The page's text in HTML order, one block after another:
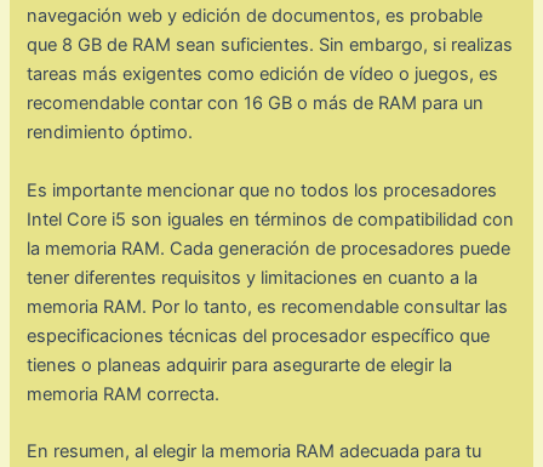
navegación web y edición de documentos, es probable
que 8 GB de RAM sean suficientes. Sin embargo, si realizas
tareas más exigentes como edición de vídeo o juegos, es
recomendable contar con 16 GB o más de RAM para un
rendimiento óptimo.
Es importante mencionar que no todos los procesadores
Intel Core i5 son iguales en términos de compatibilidad con
la memoria RAM. Cada generación de procesadores puede
tener diferentes requisitos y limitaciones en cuanto a la
memoria RAM. Por lo tanto, es recomendable consultar las
especificaciones técnicas del procesador específico que
tienes o planeas adquirir para asegurarte de elegir la
memoria RAM correcta.
En resumen, al elegir la memoria RAM adecuada para tu